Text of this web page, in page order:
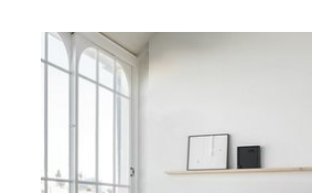
Items van productcarrousel